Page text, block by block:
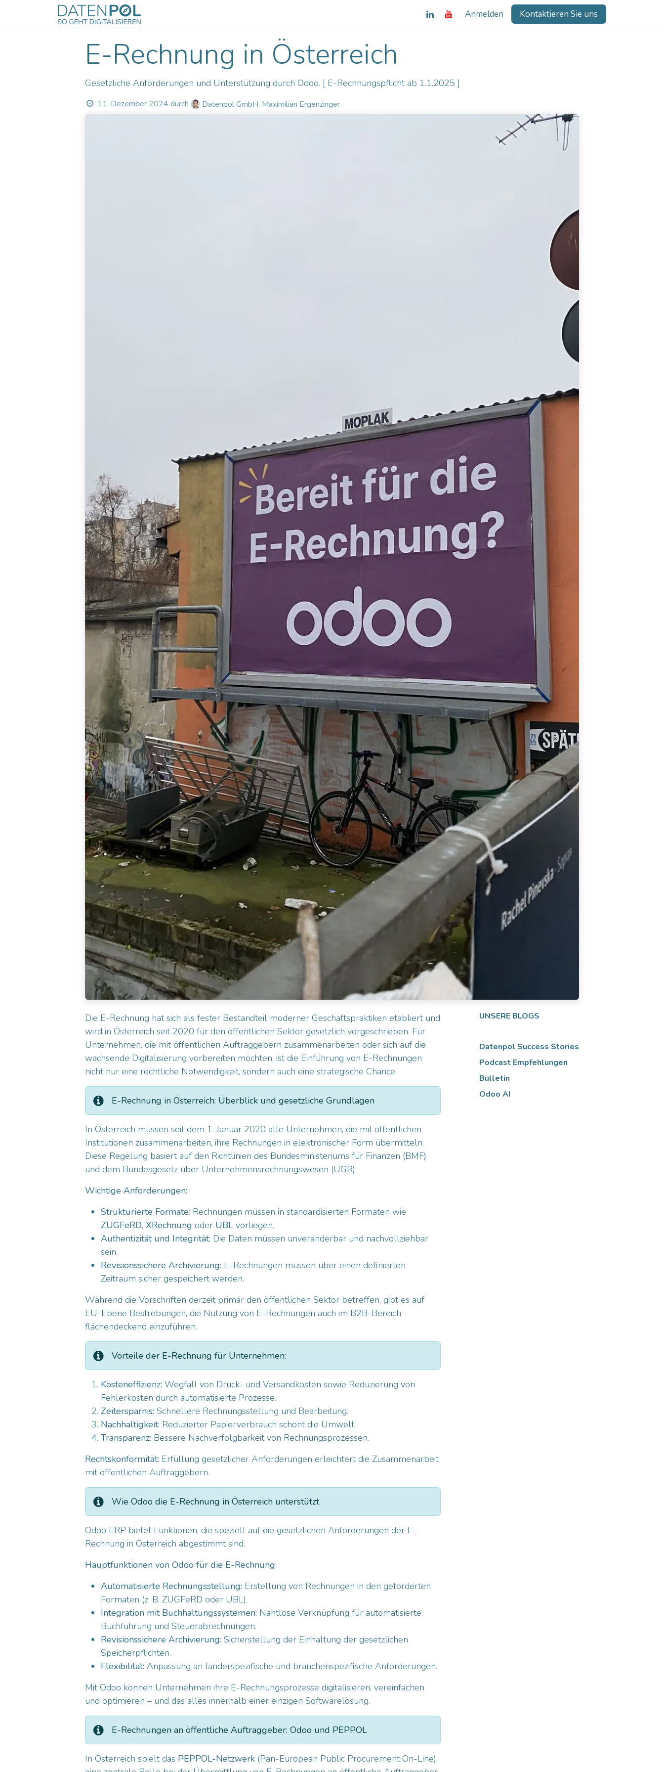
Zum Inhalt springen
Anmelden Kontaktieren Sie uns
E-Rechnung in Österreich
Gesetzliche Anforderungen und Unterstützung durch Odoo. [ E-Rechnungspflicht ab 1.1.2025 ]
11. Dezember 2024 durch Datenpol GmbH, Maximilian Ergenzinger
Die E-Rechnung hat sich als fester Bestandteil moderner Geschäftspraktiken etabliert und
wird in Österreich seit 2020 für den öffentlichen Sektor gesetzlich vorgeschrieben. Für
Unternehmen, die mit öffentlichen Auftraggebern zusammenarbeiten oder sich auf die
wachsende Digitalisierung vorbereiten möchten, ist die Einführung von E-Rechnungen
nicht nur eine rechtliche Notwendigkeit, sondern auch eine strategische Chance.
E-Rechnung in Österreich: Überblick und gesetzliche Grundlagen
In Österreich müssen seit dem 1. Januar 2020 alle Unternehmen, die mit öffentlichen
Institutionen zusammenarbeiten, ihre Rechnungen in elektronischer Form übermitteln.
Diese Regelung basiert auf den Richtlinien des Bundesministeriums für Finanzen (BMF)
und dem Bundesgesetz über Unternehmensrechnungswesen (UGR).
Wichtige Anforderungen:
Strukturierte Formate: Rechnungen müssen in standardisierten Formaten wie
ZUGFeRD, XRechnung oder UBL vorliegen.
Authentizität und Integrität: Die Daten müssen unveränderbar und nachvollziehbar
sein.
Revisionssichere Archivierung: E-Rechnungen müssen über einen definierten
Zeitraum sicher gespeichert werden.
Während die Vorschriften derzeit primär den öffentlichen Sektor betreffen, gibt es auf
EU-Ebene Bestrebungen, die Nutzung von E-Rechnungen auch im B2B-Bereich
flächendeckend einzuführen.
Vorteile der E-Rechnung für Unternehmen:
Kosteneffizienz: Wegfall von Druck- und Versandkosten sowie Reduzierung von
Fehlerkosten durch automatisierte Prozesse.
Zeitersparnis: Schnellere Rechnungsstellung und Bearbeitung.
Nachhaltigkeit: Reduzierter Papierverbrauch schont die Umwelt.
Transparenz: Bessere Nachverfolgbarkeit von Rechnungsprozessen.
Rechtskonformität: Erfüllung gesetzlicher Anforderungen erleichtert die Zusammenarbeit
mit öffentlichen Auftraggebern.
Wie Odoo die E-Rechnung in Österreich unterstützt
Odoo ERP bietet Funktionen, die speziell auf die gesetzlichen Anforderungen der E-
Rechnung in Österreich abgestimmt sind.
Hauptfunktionen von Odoo für die E-Rechnung:
Automatisierte Rechnungsstellung: Erstellung von Rechnungen in den geforderten
Formaten (z. B. ZUGFeRD oder UBL).
Integration mit Buchhaltungssystemen: Nahtlose Verknüpfung für automatisierte
Buchführung und Steuerabrechnungen.
Revisionssichere Archivierung: Sicherstellung der Einhaltung der gesetzlichen
Speicherpflichten.
Flexibilität: Anpassung an länderspezifische und branchenspezifische Anforderungen.
Mit Odoo können Unternehmen ihre E-Rechnungsprozesse digitalisieren, vereinfachen
und optimieren – und das alles innerhalb einer einzigen Softwarelösung.
E-Rechnungen an öffentliche Auftraggeber: Odoo und PEPPOL
In Österreich spielt das PEPPOL-Netzwerk (Pan-European Public Procurement On-Line)
UNSERE BLOGS
Datenpol Success Stories
Podcast Empfehlungen
Bulletin
Odoo AI